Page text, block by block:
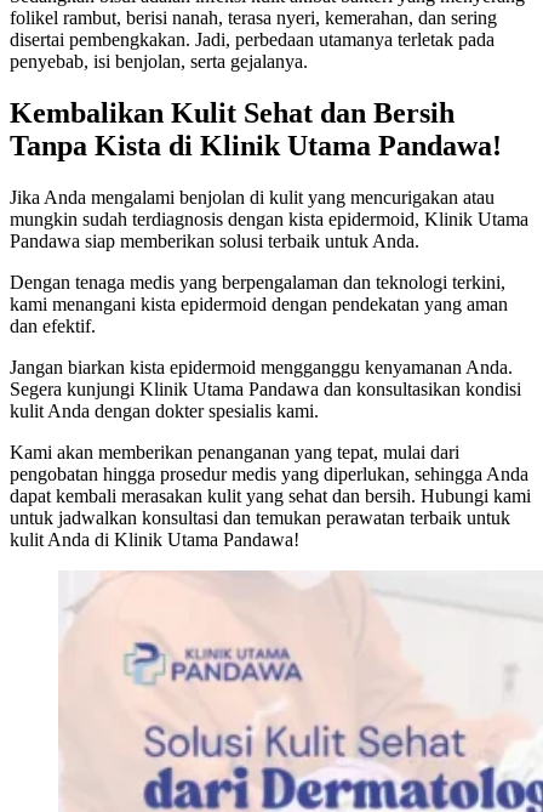
folikel rambut, berisi nanah, terasa nyeri, kemerahan, dan sering
disertai pembengkakan. Jadi, perbedaan utamanya terletak pada
penyebab, isi benjolan, serta gejalanya.
Kembalikan Kulit Sehat dan Bersih
Tanpa Kista di Klinik Utama Pandawa!
Jika Anda mengalami benjolan di kulit yang mencurigakan atau
mungkin sudah terdiagnosis dengan kista epidermoid, Klinik Utama
Pandawa siap memberikan solusi terbaik untuk Anda.
Dengan tenaga medis yang berpengalaman dan teknologi terkini,
kami menangani kista epidermoid dengan pendekatan yang aman
dan efektif.
Jangan biarkan kista epidermoid mengganggu kenyamanan Anda.
Segera kunjungi Klinik Utama Pandawa dan konsultasikan kondisi
kulit Anda dengan dokter spesialis kami.
Kami akan memberikan penanganan yang tepat, mulai dari
pengobatan hingga prosedur medis yang diperlukan, sehingga Anda
dapat kembali merasakan kulit yang sehat dan bersih. Hubungi kami
untuk jadwalkan konsultasi dan temukan perawatan terbaik untuk
kulit Anda di Klinik Utama Pandawa!